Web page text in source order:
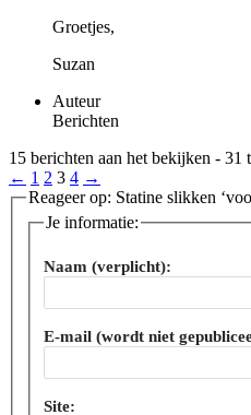
Groetjes,
Suzan
Auteur
Berichten
15 berichten aan het bekijken - 31
← 1 2 3 4 →
Reageer op: Statine slikken
Je informatie:
Naam (verplicht):
E-mail (wordt niet
Site: